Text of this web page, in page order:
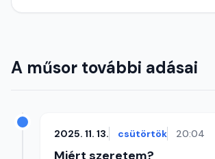
A műsor további adásai
2025. 11. 13. csütörtök 20:04
Miért szeretem?